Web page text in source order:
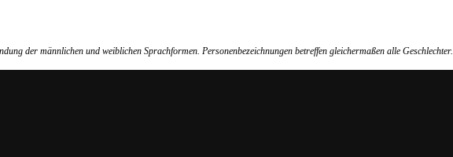
der männlichen und weiblichen Sprachformen. Personenbezeichnungen betreffen gleichermaßen alle Geschlechter.